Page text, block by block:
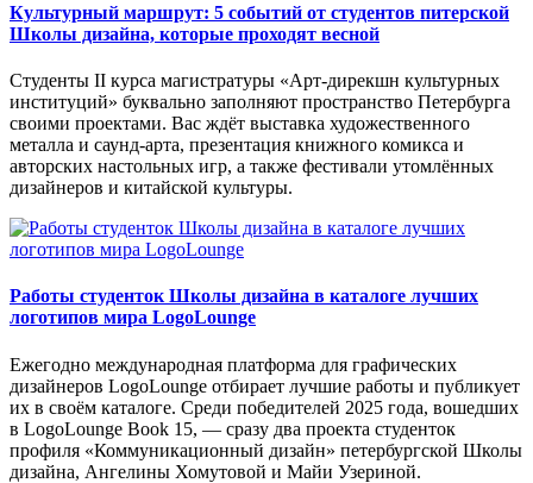
Культурный маршрут: 5 событий от студентов питерской
Школы дизайна, которые проходят весной
Студенты II курса магистратуры «Арт-дирекшн культурных
институций» буквально заполняют пространство Петербурга
своими проектами. Вас ждёт выставка художественного
металла и саунд-арта, презентация книжного комикса и
авторских настольных игр, а также фестивали утомлённых
дизайнеров и китайской культуры.
Работы студенток Школы дизайна в каталоге лучших
логотипов мира LogoLounge
Ежегодно международная платформа для графических
дизайнеров LogoLounge отбирает лучшие работы и публикует
их в своём каталоге. Среди победителей 2025 года, вошедших
в LogoLounge Book 15, — сразу два проекта студенток
профиля «Коммуникационный дизайн» петербургской Школы
дизайна, Ангелины Хомутовой и Майи Узериной.